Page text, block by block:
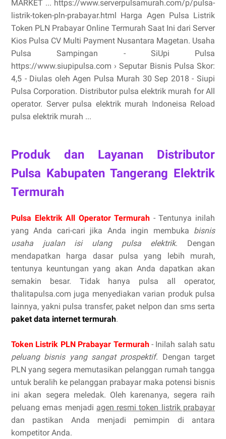
MARKET ... https://www.serverpulsamurah.com/p/pulsa-
listrik-token-pln-prabayar.html Harga Agen Pulsa Listrik
Token PLN Prabayar Online Termurah Saat Ini dari Server
Kios Pulsa CV Multi Payment Nusantara Magetan. Usaha
Pulsa Sampingan - SiUpi Pulsa
https://www.siupipulsa.com › Seputar Bisnis Pulsa Skor:
4,5 - ‎Diulas oleh Agen Pulsa Murah 30 Sep 2018 - Siupi
Pulsa Corporation. Distributor pulsa elektrik murah for All
operator. Server pulsa elektrik murah Indoneisa Reload
pulsa elektrik murah ...
Produk dan Layanan Distributor
Pulsa Kabupaten Tangerang Elektrik
Termurah
Pulsa Elektrik All Operator Termurah - Tentunya inilah
yang Anda cari-cari jika Anda ingin membuka bisnis
usaha jualan isi ulang pulsa elektrik. Dengan
mendapatkan harga dasar pulsa yang lebih murah,
tentunya keuntungan yang akan Anda dapatkan akan
semakin besar. Tidak hanya pulsa all operator,
thalitapulsa.com juga menyediakan varian produk pulsa
lainnya, yakni pulsa transfer, paket nelpon dan sms serta
paket data internet termurah.
Token Listrik PLN Prabayar Termurah- Inilah salah satu
peluang bisnis yang sangat prospektif. Dengan target
PLN yang segera memutasikan pelanggan rumah tangga
untuk beralih ke pelanggan prabayar maka potensi bisnis
ini akan segera meledak. Oleh karenanya, segera raih
peluang emas menjadi agen resmi token listrik prabayar
dan pastikan Anda menjadi pemimpin di antara
kompetitor Anda.